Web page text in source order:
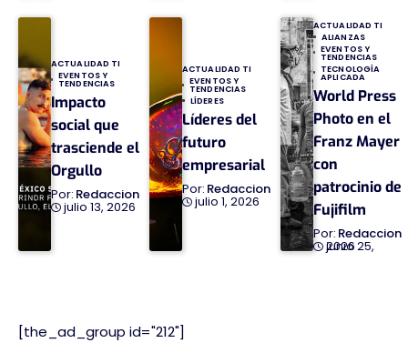
ACTUALIDAD TI
EVENTOS Y
TENDENCIAS
Impacto
social que
trasciende el
Orgullo
Redaccion
julio 13, 2026
ACTUALIDAD TI
EVENTOS Y
TENDENCIAS
LÍDERES
Líderes del
futuro
empresarial
Redaccion
julio 1, 2026
ACTUALIDAD TI
ALIANZAS
EVENTOS Y
TENDENCIAS
TECNOLOGÍA
APLICADA
World Press
Photo en el
Franz Mayer
con
patrocinio de
Fujifilm
Redaccion
junio 25, 2026
[the_ad_group id="212"]